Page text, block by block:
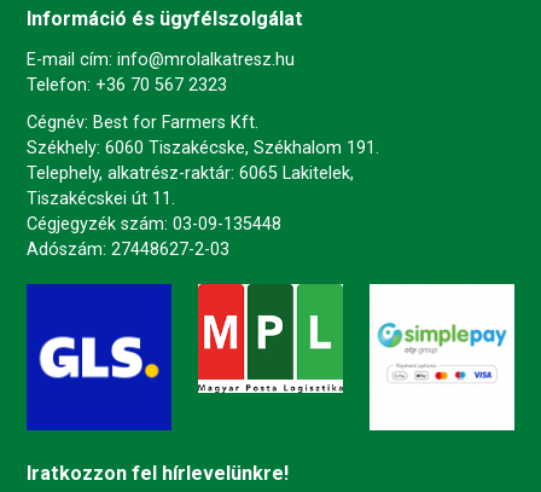
Információ és ügyfélszolgálat
E-mail cím: info@mrolalkatresz.hu
Telefon: +36 70 567 2323
Cégnév: Best for Farmers Kft.
Székhely: 6060 Tiszakécske, Székhalom 191.
Telephely, alkatrész-raktár: 6065 Lakitelek,
Tiszakécskei út 11.
Cégjegyzék szám: 03-09-135448
Adószám: 27448627-2-03
Iratkozzon fel hírlevelünkre!